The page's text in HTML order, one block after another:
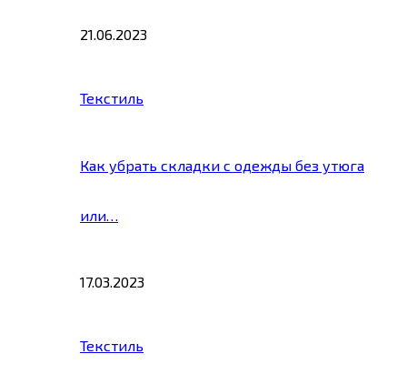
21.06.2023
Текстиль
Как убрать складки с одежды без утюга
или…
17.03.2023
Текстиль